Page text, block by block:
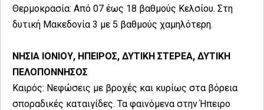
Θερμοκρασία: Από 07 έως 18 βαθμούς Κελσίου. Στη
δυτική Μακεδονία 3 με 5 βαθμούς χαμηλότερη.
ΝΗΣΙΑ ΙΟΝΙΟΥ, ΗΠΕΙΡΟΣ, ΔΥΤΙΚΗ ΣΤΕΡΕΑ, ΔΥΤΙΚΗ
ΠΕΛΟΠΟΝΝΗΣΟΣ
Καιρός: Νεφώσεις με βροχές και κυρίως στα βόρεια
σποραδικές καταιγίδες. Τα φαινόμενα στην Ήπειρο